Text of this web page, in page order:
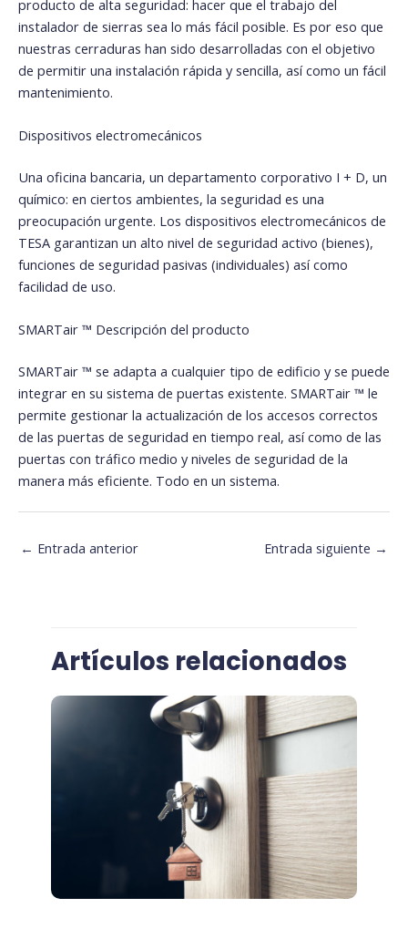
producto de alta seguridad: hacer que el trabajo del
instalador de sierras sea lo más fácil posible. Es por eso que
nuestras cerraduras han sido desarrolladas con el objetivo
de permitir una instalación rápida y sencilla, así como un fácil
mantenimiento.
Dispositivos electromecánicos
Una oficina bancaria, un departamento corporativo I + D, un
químico: en ciertos ambientes, la seguridad es una
preocupación urgente. Los dispositivos electromecánicos de
TESA garantizan un alto nivel de seguridad activo (bienes),
funciones de seguridad pasivas (individuales) así como
facilidad de uso.
SMARTair ™ Descripción del producto
SMARTair ™ se adapta a cualquier tipo de edificio y se puede
integrar en su sistema de puertas existente. SMARTair ™ le
permite gestionar la actualización de los accesos correctos
de las puertas de seguridad en tiempo real, así como de las
puertas con tráfico medio y niveles de seguridad de la
manera más eficiente. Todo en un sistema.
← Entrada anterior Entrada siguiente →
Artículos relacionados